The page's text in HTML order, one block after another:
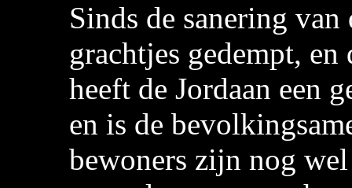
Sinds de sanering van
grachtjes gedempt,
heeft de Jordaan een
en is de
bewoners zijn nog